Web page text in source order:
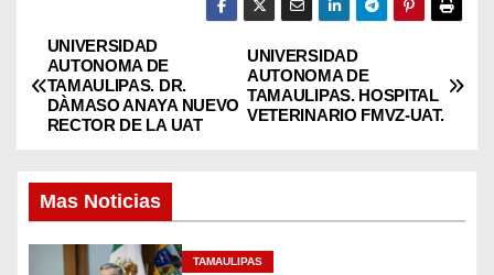
N
a
e
g
UNIVERSIDAD
AUTONOMA DE
TAMAULIPAS. HOSPITAL
VETERINARIO FMVZ-UAT.
UNIVERSIDAD
AUTONOMA DE
TAMAULIPAS. DR.
DÀMASO ANAYA NUEVO
RECTOR DE LA UAT
Mas Noticias
TAMAULIPAS